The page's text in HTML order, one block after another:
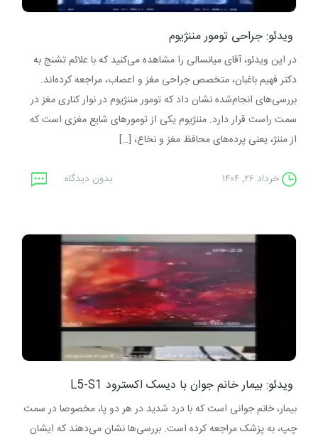
ویدئو: جراحی تومور مننژیوم
در این ویدئو، آقای میانسالی را مشاهده می‌کنید که با علائم تشنج به
دکتر فهیم باغبان، متخصص جراحی مغز و اعصاب، مراجعه کرده‌اند.
بررسی‌های انجام‌شده نشان داد که تومور مننژیوم در نوار کناری مغز در
سمت راست قرار دارد. مننژیوم یکی از تومورهای شایع مغزی است که
از مننژ، یعنی پرده‌های محافظ مغز و نخاع، […]
خرداد ۲۶, ۱۴۰۴ بدون دیدگاه
ویدئو: بیمار خانم جوان با دیسک اکسترود L5-S1
بیمار، خانم جوانی است که با درد شدید در هر دو پا، مخصوصا در سمت
چپ، به پزشک مراجعه کرده است. بررسی‌ها نشان می‌دهند که ایشان